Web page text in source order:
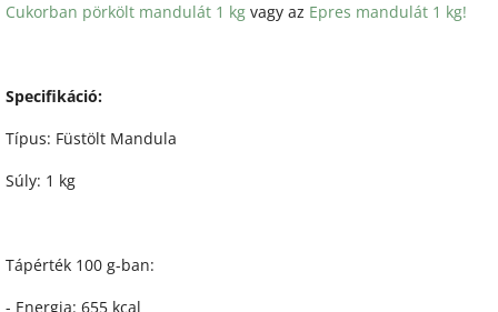
Cukorban pörkölt mandulát 1 kg vagy az Epres mandulát 1 kg!
Specifikáció:
Típus: Füstölt Mandula
Súly: 1 kg
Tápérték 100 g-ban:
- Energia: 655 kcal